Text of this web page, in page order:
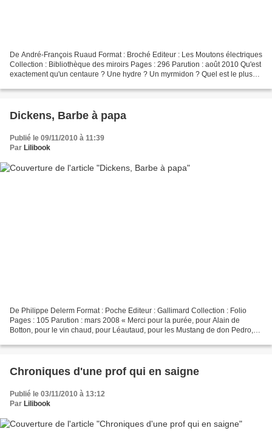
De André-François Ruaud Format : Broché Editeur : Les Moutons électriques
Collection : Bibliothèque des miroirs Pages : 296 Parution : août 2010 Qu'est
exactement qu'un centaure ? Une hydre ? Un myrmidon ? Quel est le plus
Dickens, Barbe à papa
Publié le 09/11/2010 à 11:39
Par Lilibook
De Philippe Delerm Format : Poche Editeur : Gallimard Collection : Folio
Pages : 105 Parution : mars 2008 « Merci pour la purée, pour Alain de
Botton, pour le vin chaud, pour Léautaud, pour les Mustang de don Pedro,
Chroniques d'une prof qui en saigne
Publié le 03/11/2010 à 13:12
Par Lilibook